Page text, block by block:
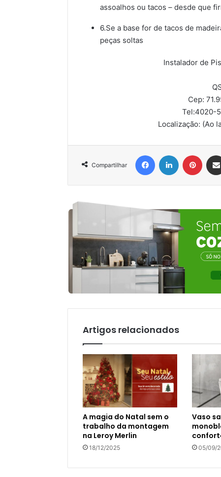
assoalhos ou tacos – desde que
6.Se a base for de tacos de
peças soltas
Instalador de
Cep:
Tel:4020-
Localização: (Ao
Compartilhar
FacebookLinkedin
Artigos relacionados
A magia do Natal sem o
trabalho da montagem
na Leroy Merlin
18/12/2025
Vaso
05/09/